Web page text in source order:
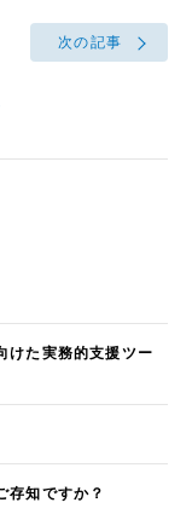
次の記事
けた実務的支援ツー
存知ですか？